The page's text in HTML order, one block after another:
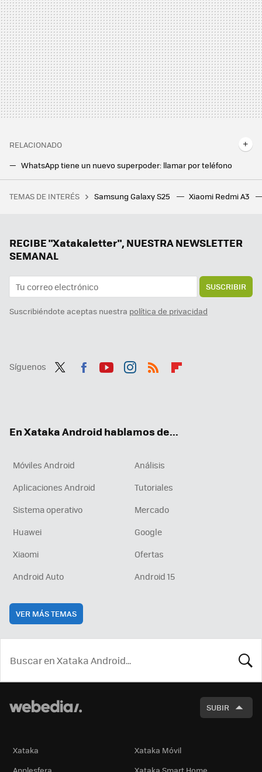
RELACIONADO
WhatsApp tiene un nuevo superpoder: llamar por teléfono
El último error de WhatsApp te deja mudo durante una llamada. Esto es lo que puedes hacer para evitarlo
RootedCon está dispuesta a llegar al Constitucional si tiene que hacerlo: "LaLiga ha hackeado la ley" con los bloqueos de IPs
TEMAS DE INTERÉS Samsung Galaxy S25 Xiaomi Redmi A3
RECIBE "Xatakaletter", NUESTRA NEWSLETTER
SEMANAL
SUSCRIBIR
Suscribiéndote aceptas nuestra política de privacidad
Síguenos
En Xataka Android hablamos de...
Móviles Android
Análisis
Aplicaciones Android
Tutoriales
Sistema operativo
Mercado
Huawei
Google
Xiaomi
Ofertas
Android Auto
Android 15
VER MÁS TEMAS
SUBIR
Xataka
Xataka Móvil